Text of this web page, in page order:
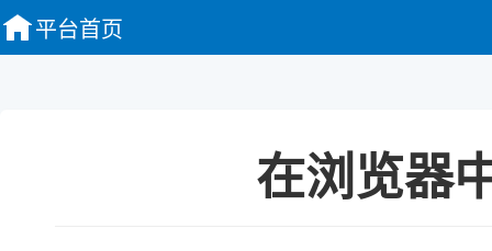
平台首页
在浏览器